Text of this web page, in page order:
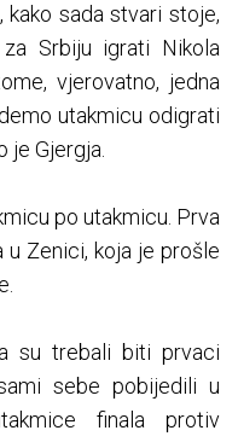
sada stvari stoje,
Srbiju igrati Nikola
vjerovatno, jedna
utakmicu odigrati
je Gjergja.
po utakmicu. Prva
u Zenici, koja je prošle
su trebali biti prvaci
sebe pobijedili u
finala protiv